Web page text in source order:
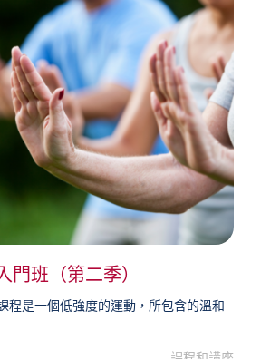
門班（第二季）
程是一個低強度的運動，所包含的溫和